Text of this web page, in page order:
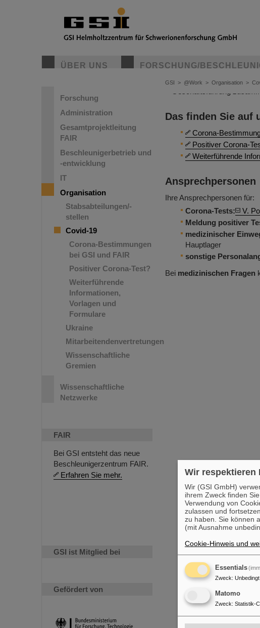
ÜBER UNS FORSCHUNG/
Forschung
Administration
Gesamtprojektleitung
FAIR
Beschleunigerbetrieb und
-entwicklung
IT
Organisation
Stabsabteilungen/-
stellen
Covid-19
Corona-Bestimmungen
bei GSI und FAIR
Positiver Corona-Test?
Weiterführende
Informationen,
Vorlagen und
Formulare
Ukraine
Mitarbeitendenvertretungen
Wissenschaftliche
Gremien
Wissenschaftliche
Netzwerke
FAIR
Bei GSI entsteht das neue
Beschleunigerzentrum FAIR.
Erfahren Sie mehr.
GSI ist Mitglied bei
Gefördert von
GSI > @Work > Organisation >
Coronavirus:
diesem Grund haben wir
Das finden Sie auf
Corona-
Positiver Corona-
Weiterführende
Ansprechpersonen
Ihre Ansprechpersonen für:
Corona-Tests:
V.
Meldung positiver
medizinischer
Hauptlager
sonstige
Bei medizinischen Fragen
Wir respektieren
Wir (GSI GmbH)
ihrem Zweck finden
Verwendung von
zulassen und
zu haben. Sie können
(mit Ausnahme
Cookie-Hinweis und
Essentials
Zweck:
Matomo
Zweck: Statistik-